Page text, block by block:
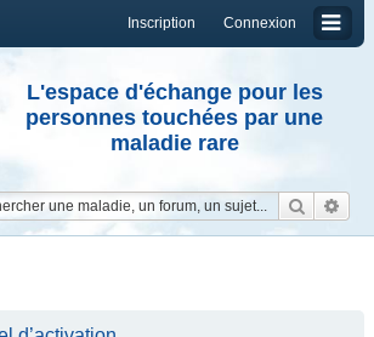
Connexion
Inscription
L'espace d'échange pour les
personnes touchées par une
maladie rare